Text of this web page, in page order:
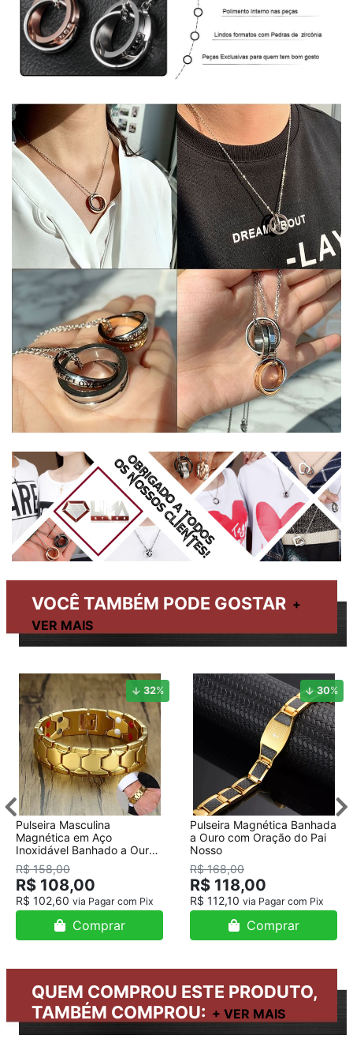
VOCÊ TAMBÉM PODE GOSTAR
32%
Pulseira Masculina
Magnética em Aço
Inoxidável Banhado a Ouro
18K
R$ 158,00
R$ 108,00
R$ 102,60 via Pagar com Pix
Comprar
30%
Pulseira Magnética Banhada
a Ouro com Oração do Pai
Nosso
R$ 168,00
R$ 118,00
R$ 112,10 via Pagar com Pix
Comprar
QUEM COMPROU ESTE PRODUTO,
TAMBÉM COMPROU: